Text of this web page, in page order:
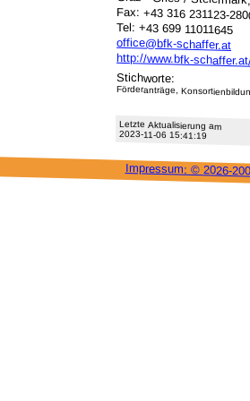
Fax: +43 316 231123-
Tel: +43 699 11011645
office@bfk-schaffer.at
http://www.bfk-
Stichworte:
Förderanträge,
Letzte Aktu­alisie­rung am
2023-11-06 15:41:19
Impressum: © 2026-